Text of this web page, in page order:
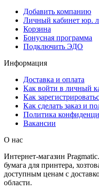
Добавить компанию
Личный кабинет юр.
Корзина
Бонусная программа
Подключить ЭДО
Информация
Доставка и оплата
Как войти в личный
Как
Как сделать заказ и
Политика
Вакансии
О нас
Интернет-магазин
бумага для принтера,
доступным ценам с
области.